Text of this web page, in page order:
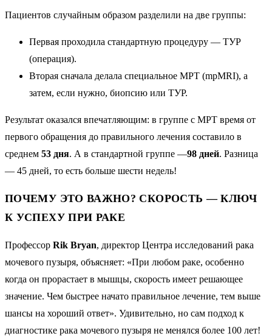
Пациентов случайным образом разделили на две группы:
Первая проходила стандартную процедуру — ТУР
(операция).
Вторая сначала делала специальное МРТ (mpMRI), а
затем, если нужно, биопсию или ТУР.
Результат оказался впечатляющим: в группе с МРТ время от
первого обращения до правильного лечения составило в
среднем 53 дня. А в стандартной группе —98 дней. Разница
— 45 дней, то есть больше шести недель!
ПОЧЕМУ ЭТО ВАЖНО? СКОРОСТЬ — КЛЮЧ
К УСПЕХУ ПРИ РАКЕ
Профессор Rik Bryan, директор Центра исследований рака
мочевого пузыря, объясняет: «При любом раке, особенно
когда он прорастает в мышцы, скорость имеет решающее
значение. Чем быстрее начато правильное лечение, тем выше
шансы на хороший ответ». Удивительно, но сам подход к
диагностике рака мочевого пузыря не менялся более 100 лет!